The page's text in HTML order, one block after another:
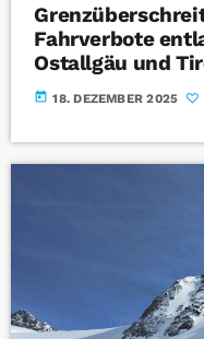
Fahrverbote
Ostallgäu und
today 18. DEZEMBER 2025